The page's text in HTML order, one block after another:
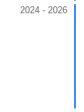
2024 - 2026